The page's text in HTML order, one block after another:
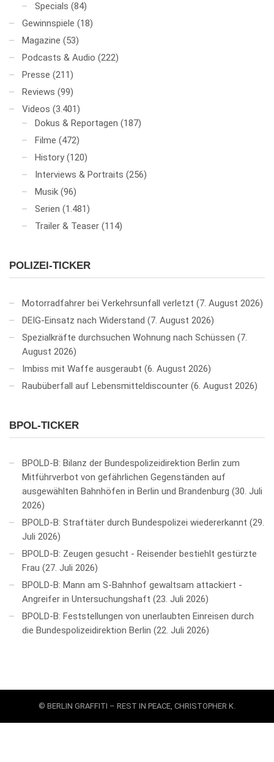
Specials (84)
Gewinnspiele (18)
Magazine (53)
Podcasts & Audio (222)
Presse (211)
Reviews (99)
Videos (3.401)
Dokus & Reportagen (187)
Filme (472)
History (120)
Interviews & Portraits (256)
Musik (96)
Serien (1.481)
Trailer & Teaser (114)
POLIZEI-TICKER
Motorradfahrer bei Verkehrsunfall verletzt
7. August 2026
DEIG-Einsatz nach Widerstand
7. August 2026
Spezialkräfte durchsuchen Wohnung nach Schüssen
7.
August 2026
Imbiss mit Waffe ausgeraubt 6. August 2026
Raubüberfall auf Lebensmitteldiscounter 6. August 2026
BPOL-TICKER
BPOLD-B: Bilanz der Bundespolizeidirektion Berlin zum
Mitführverbot von gefährlichen Gegenständen auf
ausgewählten Bahnhöfen in Berlin und Brandenburg 30. Juli
2026
BPOLD-B: Straftäter durch Bundespolizei wiedererkannt 29.
Juli 2026
BPOLD-B: Zeugen gesucht - Reisender bestiehlt gestürzte
Frau 27. Juli 2026
BPOLD-B: Mann am S-Bahnhof gewaltsam attackiert -
Angreifer in Untersuchungshaft 23. Juli 2026
BPOLD-B: Feststellungen von unerlaubten Einreisen durch
die Bundespolizeidirektion Berlin 22. Juli 2026
© BERLIN GRAFFITI – REST IN PEACE, CHRISTOPHER K.